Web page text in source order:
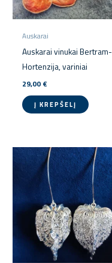
Auskarai
Auskarai vinukai Bertram-
Hortenzija, variniai
29,00 €
Į KREPŠELĮ